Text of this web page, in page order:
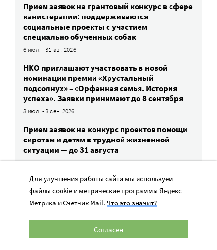
Прием заявок на грантовый конкурс в сфере
канистерапии: поддерживаются
социальные проекты с участием
специально обученных собак
6 июл. - 31 авг. 2026
НКО приглашают участвовать в новой
номинации премии «Хрустальный
подсолнух» – «Орфанная семья. История
успеха». Заявки принимают до 8 сентября
8 июл. - 8 сен. 2026
Прием заявок на конкурс проектов помощи
сиротам и детям в трудной жизненной
ситуации — до 31 августа
1 авг. - 31 авг. 2026
«Форум Доноров» проведет практикум
по грантовым конкурсам корпоративной
благотворительности
Для улучшения работы сайта мы используем
файлы cookie и метрические программы Яндекс
Метрика и Счетчик Mail. Что это значит?
Согласен